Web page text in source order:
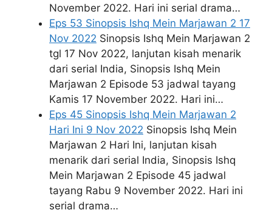
November 2022. Hari ini serial drama…
Eps 53 Sinopsis Ishq Mein Marjawan 2 17
Nov 2022 Sinopsis Ishq Mein Marjawan 2
tgl 17 Nov 2022, lanjutan kisah menarik
dari serial India, Sinopsis Ishq Mein
Marjawan 2 Episode 53 jadwal tayang
Kamis 17 November 2022. Hari ini…
Eps 45 Sinopsis Ishq Mein Marjawan 2
Hari Ini 9 Nov 2022 Sinopsis Ishq Mein
Marjawan 2 Hari Ini, lanjutan kisah
menarik dari serial India, Sinopsis Ishq
Mein Marjawan 2 Episode 45 jadwal
tayang Rabu 9 November 2022. Hari ini
serial drama…